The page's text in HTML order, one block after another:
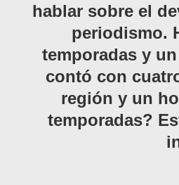
hablar sobre el
periodismo.
temporadas y
contó con
región y un
temporadas?